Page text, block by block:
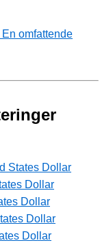
omfattende
States Dollar
Dollar
Dollar
Dollar
Dollar